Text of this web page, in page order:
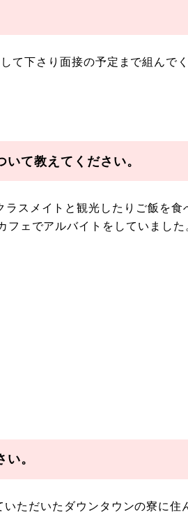
て下さり面接の予定まで組んで
て教えてください。
ラスメイトと観光したりご飯を食
フェでアルバイトをしていました
。
ただいたダウンタウンの寮に